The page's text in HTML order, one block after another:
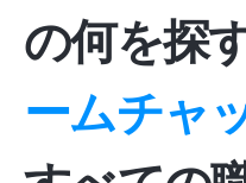
の何を探
ームチャ